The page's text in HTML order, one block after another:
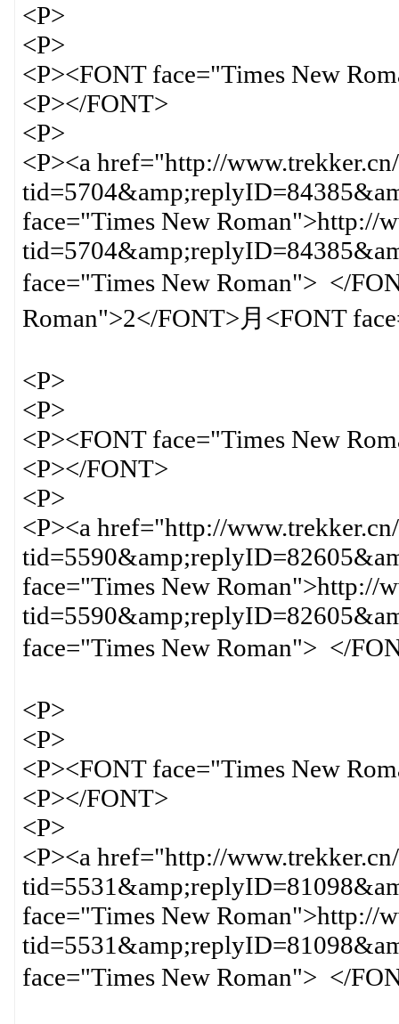
<P>
<P>
<P><FONT face="Times New
<P></FONT>
<P>
<P><a href="http://
face="Times New Roman">http://
face="Times New Roman"> </
Roman">2</FONT>月<FONT
<P>
<P>
<P><FONT face="Times New
<P></FONT>
<P>
<P><a href="http://
face="Times New Roman">http://
face="Times New Roman"> </
<P>
<P>
<P><FONT face="Times New
<P></FONT>
<P>
<P><a href="http://
face="Times New Roman">http://
face="Times New Roman"> </